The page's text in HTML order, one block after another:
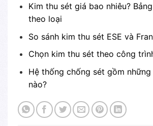
Kim thu sét giá bao nhiêu?
theo loại
So sánh kim thu sét ESE và
Chọn kim thu sét theo công
Hệ thống chống sét gồm những
nào?